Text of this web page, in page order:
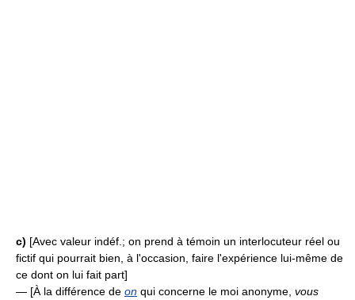
c) [Avec valeur indéf.; on prend à témoin un interlocuteur réel ou
fictif qui pourrait bien, à l'occasion, faire l'expérience lui-même de
ce dont on lui fait part]
— [À la différence de on qui concerne le moi anonyme, vous